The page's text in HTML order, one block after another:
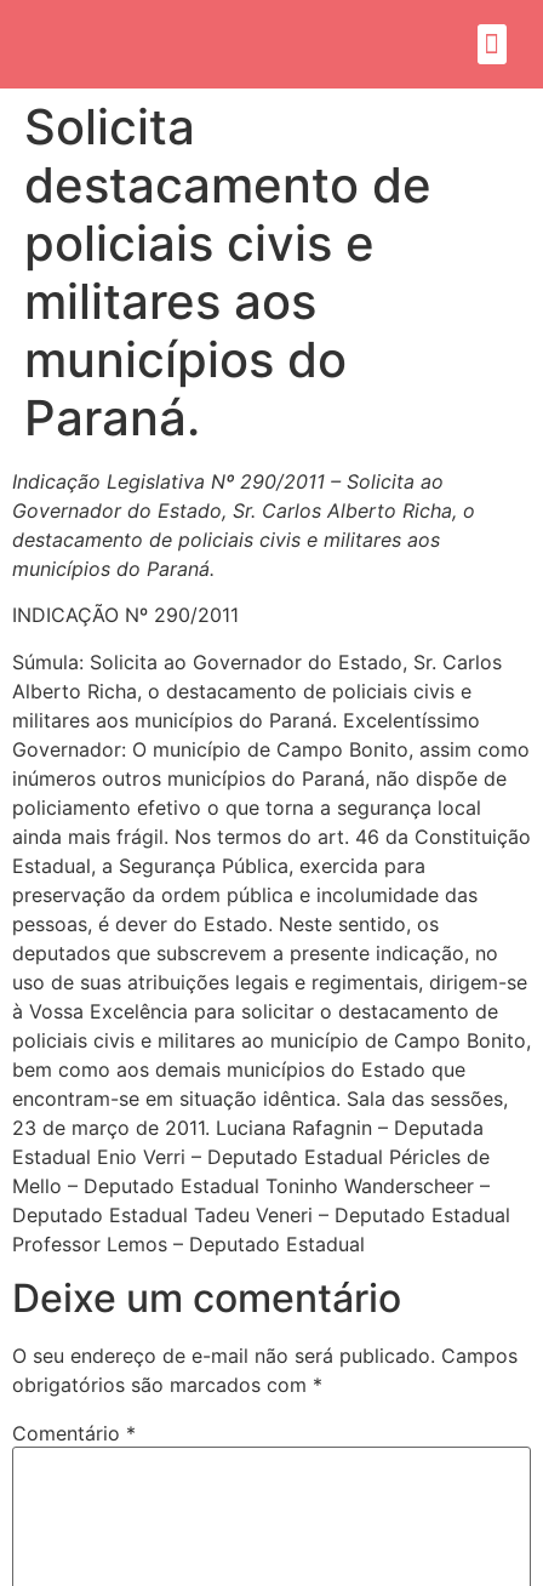
Solicita
destacamento de
policiais civis e
militares aos
municípios do
Paraná.
Indicação Legislativa Nº 290/2011 – Solicita ao
Governador do Estado, Sr. Carlos Alberto Richa, o
destacamento de policiais civis e militares aos
municípios do Paraná.
INDICAÇÃO Nº 290/2011
Súmula: Solicita ao Governador do Estado, Sr. Carlos
Alberto Richa, o destacamento de policiais civis e
militares aos municípios do Paraná. Excelentíssimo
Governador: O município de Campo Bonito, assim como
inúmeros outros municípios do Paraná, não dispõe de
policiamento efetivo o que torna a segurança local
ainda mais frágil. Nos termos do art. 46 da Constituição
Estadual, a Segurança Pública, exercida para
preservação da ordem pública e incolumidade das
pessoas, é dever do Estado. Neste sentido, os
deputados que subscrevem a presente indicação, no
uso de suas atribuições legais e regimentais, dirigem-se
à Vossa Excelência para solicitar o destacamento de
policiais civis e militares ao município de Campo Bonito,
bem como aos demais municípios do Estado que
encontram-se em situação idêntica. Sala das sessões,
23 de março de 2011. Luciana Rafagnin – Deputada
Estadual Enio Verri – Deputado Estadual Péricles de
Mello – Deputado Estadual Toninho Wanderscheer –
Deputado Estadual Tadeu Veneri – Deputado Estadual
Professor Lemos – Deputado Estadual
Deixe um comentário
O seu endereço de e-mail não será publicado. Campos
obrigatórios são marcados com *
Comentário *